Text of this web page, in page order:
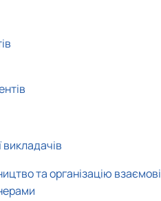
викладачів
та організацію взаємові